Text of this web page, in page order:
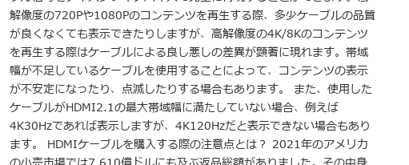
解像度の720Pや1080Pのコンテンツを再生する際、多少ケーブルの品質
が良くなくても表示できたりしますが、高解像度の4K/8Kのコンテンツ
を再生する際はケーブルによる良し悪しの差異が顕著に現れます。帯域
幅が不足しているケーブルを使用することによって、コンテンツの表示
が不安定になったり、点滅したりする場合もあります。 また、使用した
ケーブルがHDMI2.1の最大帯域幅に満たしていない場合、例えば
4K30Hzであれば表示しますが、4K120Hzだと表示できない場合もあり
ます。 HDMIケーブルを購入する際の注意点とは？ 2021年のアメリカ